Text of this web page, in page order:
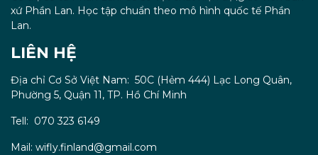
xứ Phần Lan. Học tập chuẩn theo mô hình quốc tế Phần
Lan.
LIÊN HỆ
Địa chỉ Cơ Sở Việt Nam: 50C (Hẻm 444) Lạc Long Quân,
Phường 5, Quận 11, TP. Hồ Chí Minh
Tell: 070 323 6149
Mail: wifly.finland@gmail.com